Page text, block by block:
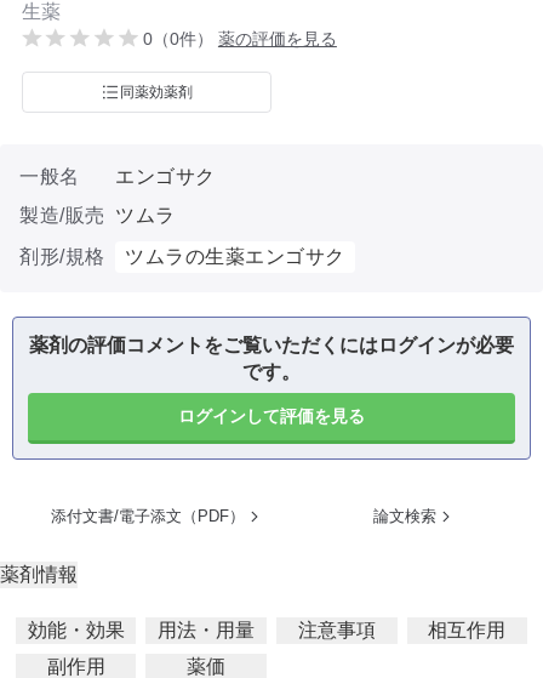
生薬
0（0件） 薬の評価を見る
同薬効薬剤
一般名
エンゴサク
製造/販売
ツムラ
剤形/規格
ツムラの生薬エンゴサク
薬剤の評価コメントをご覧いただくにはログインが必要
です。
ログインして評価を見る
添付文書/電子添文（PDF） 論文検索
薬剤情報
効能・効果 用法・用量 注意事項
相互作用
副作用
薬価